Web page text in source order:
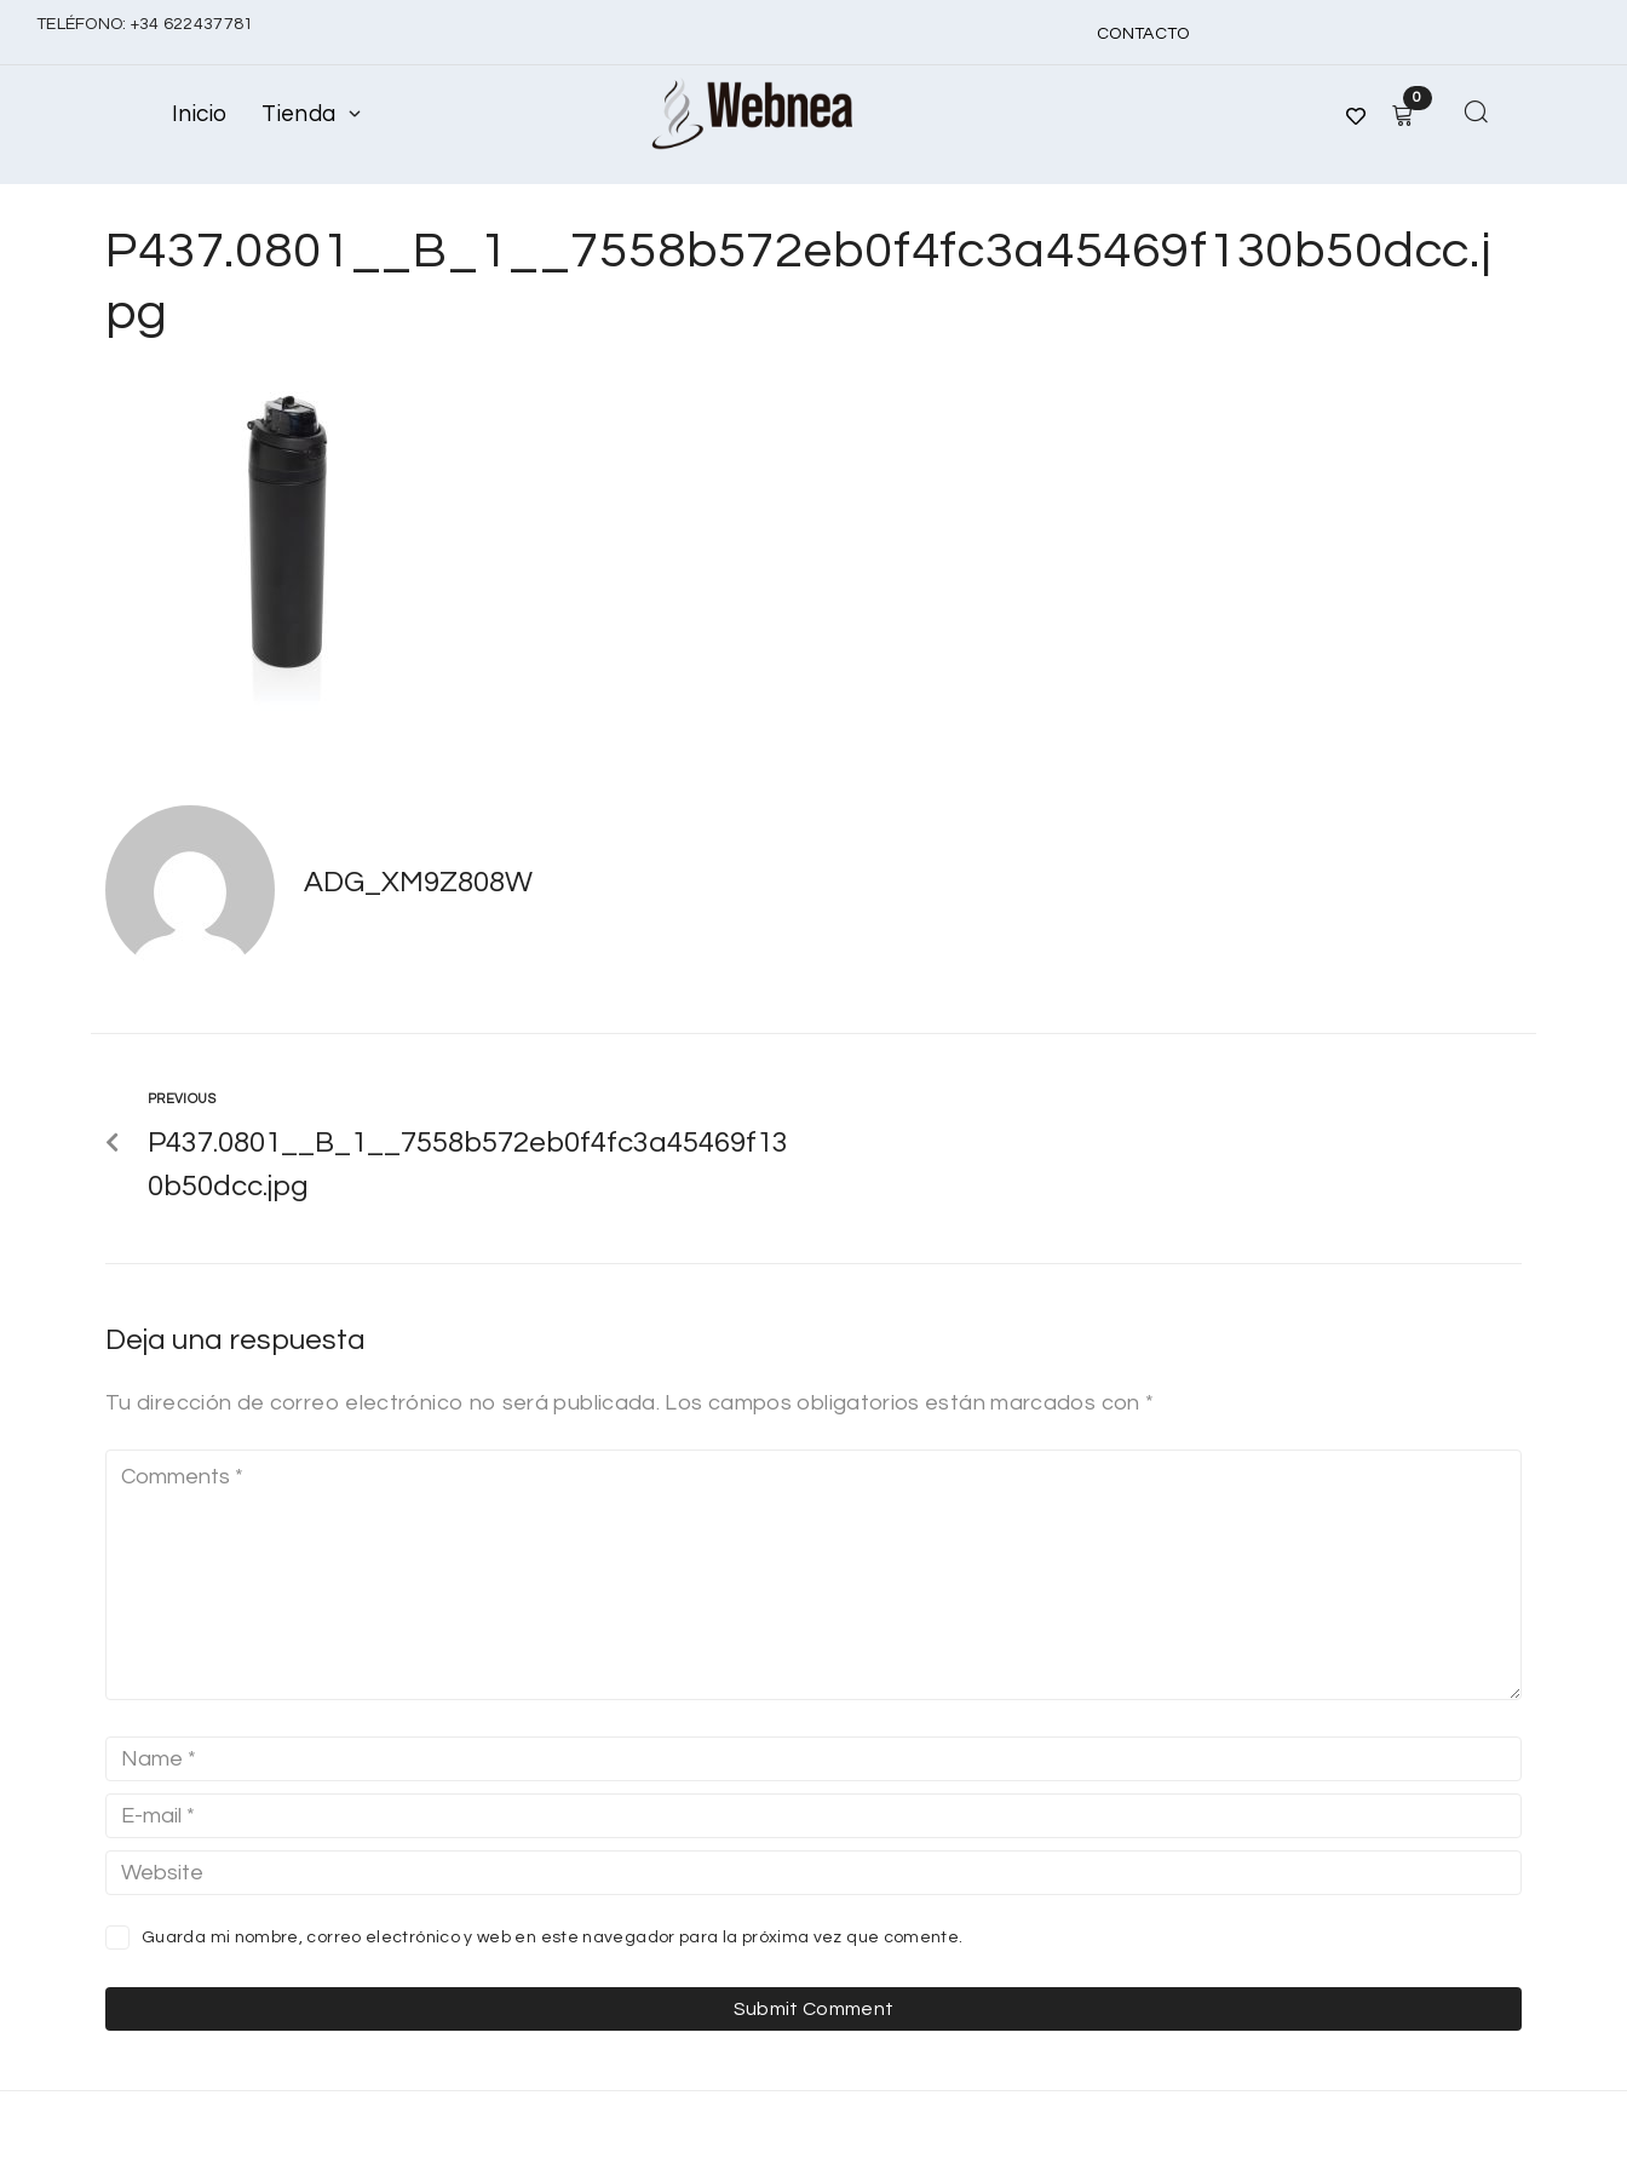
TELÉFONO: +34 622437781
CONTACTO
Inicio Tienda
0
P437.0801__B_1__7558b572eb0f4fc3a45469f130b50dcc.j
pg
ADG_XM9Z808W
PREVIOUS
P437.0801__B_1__7558b572eb0f4fc3a45469f13
0b50dcc.jpg
Deja una respuesta
Tu dirección de correo electrónico no será publicada. Los campos obligatorios están marcados con *
Guarda mi nombre, correo electrónico y web en este navegador para la próxima vez que comente.